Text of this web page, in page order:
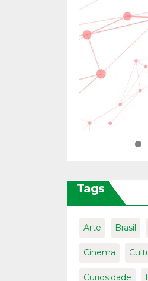
Tags
Arte Brasil
Cinema
Curiosidade